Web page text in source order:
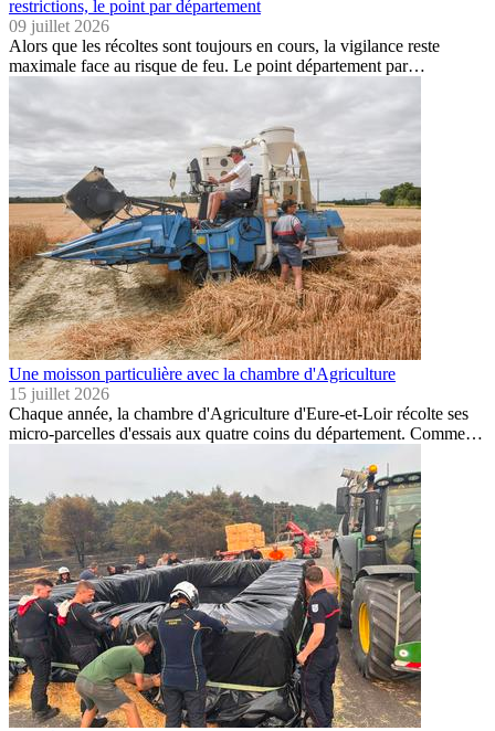
restrictions, le point par département
09 juillet 2026
Alors que les récoltes sont toujours en cours, la vigilance reste
maximale face au risque de feu. Le point département par…
Une moisson particulière avec la chambre d'Agriculture
15 juillet 2026
Chaque année, la chambre d'Agriculture d'Eure-et-Loir récolte ses
micro-parcelles d'essais aux quatre coins du département. Comme…